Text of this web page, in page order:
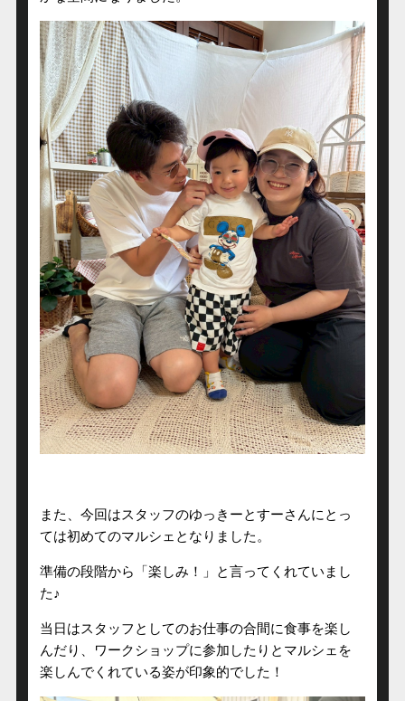
また、今回はスタッフのゆっきーとすーさんにとっ
ては初めてのマルシェとなりました。
準備の段階から「楽しみ！」と言ってくれていまし
た♪
当日はスタッフとしてのお仕事の合間に食事を楽し
んだり、ワークショップに参加したりとマルシェを
楽しんでくれている姿が印象的でした！